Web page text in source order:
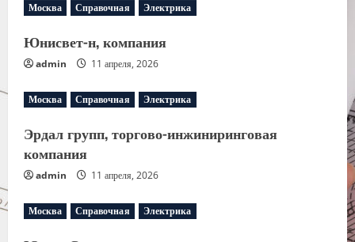
Москва Справочная Электрика
Юнисвет-н, компания
admin 11 апреля, 2026
Москва Справочная Электрика
Эрдал групп, торгово-инжиниринговая
компания
admin 11 апреля, 2026
Москва Справочная Электрика